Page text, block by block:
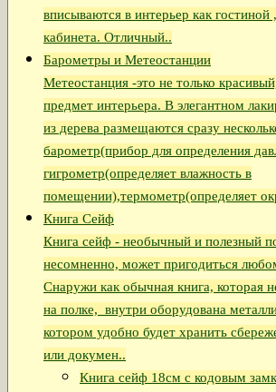
вписываются в интерьер как гостиной
кабинета. Отличный..
Барометры и Метеостанции
Метеостанция -это не только
предмет интерьера. В элегантном
из дерева размещаются сразу
барометр(прибор для определения
гигрометр(определяет влажность в
помещении),термометр(определяет
Книга Сейф
Книга сейф - необычный и полезный
несомненно, может пригодиться
Снаружи как обычная книга, которая
на полке, внутри оборудована
котором удобно будет хранить
или докумен..
Книга сейф 18см с кодовым